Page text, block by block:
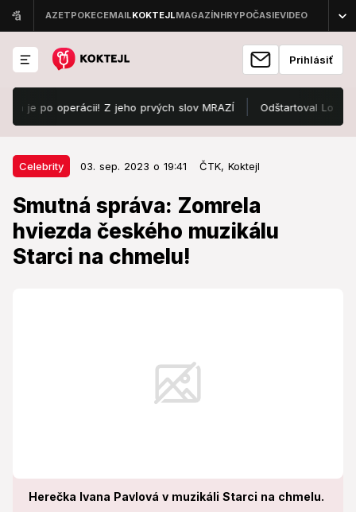
Prihlásiť
operácii! Z jeho prvých slov MRAZÍ Odštartoval Lovestream
Celebrity 03. sep. 2023 o 19:41 ČTK, Koktejl
Smutná správa: Zomrela
hviezda českého muzikálu
Starci na chmelu!
Herečka Ivana Pavlová v muzikáli Starci na chmelu.
Celebrity 03. sep. 2023 o 19:41
Smutná správa: Zomrela hviezda
českého muzikálu Starci na
chmelu!